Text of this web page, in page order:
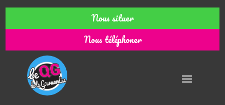
Nous situer
Nous téléphoner